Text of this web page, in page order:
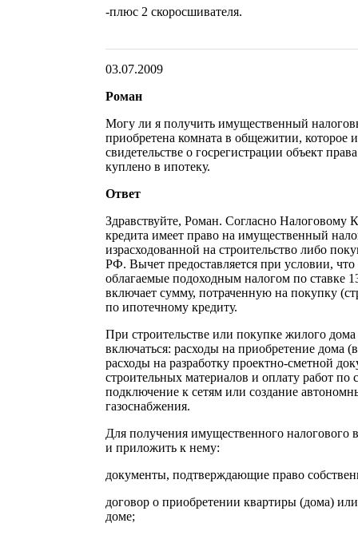
-плюс 2 скоросшивателя.
03.07.2009
Роман
Могу ли я получить имущественный
приобретена комната в общежитии, которое
свидетельстве о госрегистрации объект
куплено в ипотеку.
Ответ
Здравствуйте, Роман. Согласно Налоговому
кредита имеет право на имущественный
израсходованной на строительство либо
РФ. Вычет предоставляется при условии,
облагаемые подоходным налогом по ставке
включает сумму, потраченную на покупку
по ипотечному кредиту.
При строительстве или покупке жилого
включаться: расходы на приобретение дома
расходы на разработку проектно-сметной
строительных материалов и оплату работ по
подключение к сетям или создание
газоснабжения.
Для получения имущественного налогового
и приложить к нему:
документы, подтверждающие право
договор о приобретении квартиры (дома)
доме;